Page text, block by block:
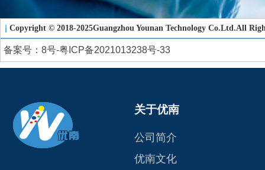
Copyright © 2018-2025Guangzhou Younan Technology Co.Ltd.All
备案号：8号-粤ICP备2021013238号-33
关于优南
公司简介
优南文化